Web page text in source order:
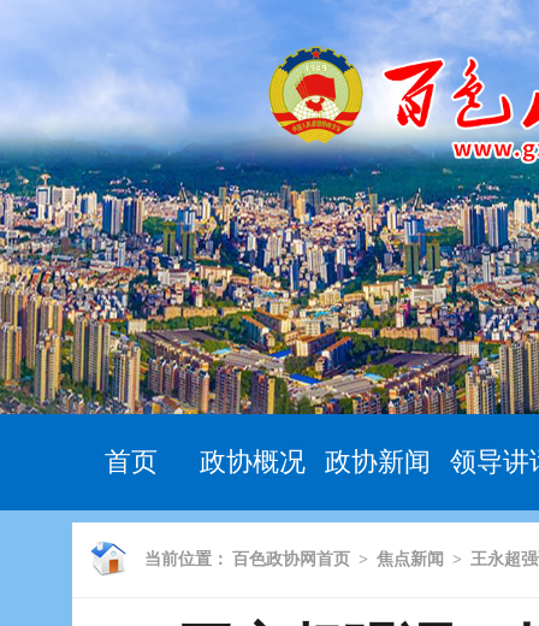
首页 政协概况 政协新闻 领导讲
当前位置： 百色政协网首页 > 焦点新闻 > 王永超